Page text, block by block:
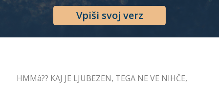
Vpiši svoj verz
HMMâ?? KAJ JE LJUBEZEN, TEGA NE VE NIHČE,